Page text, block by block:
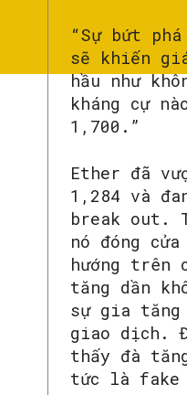
“Sự bứt
sẽ khiến
hầu như
kháng cự
1,700.”
Ether đã
1,284 và
break out.
nó đóng
hướng trên
tăng dần
sự gia tăng
giao dịch.
thấy đà
tức là fake